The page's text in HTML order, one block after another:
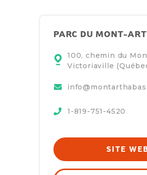
PARC DU MONT-
100, chemin du
Victoriaville
1-819-751-4520
SITE